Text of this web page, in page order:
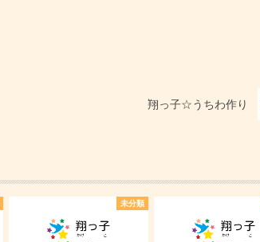
翔っ子☆うちわ作り
未分類